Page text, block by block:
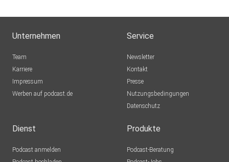
Unternehmen
Team
Karriere
Impressum
Werben auf podcast.de
Service
Newsletter
Kontakt
Presse
Nutzungsbedingungen
Datenschutz
Dienst
Podcast anmelden
Produkte
Podcast-Beratung